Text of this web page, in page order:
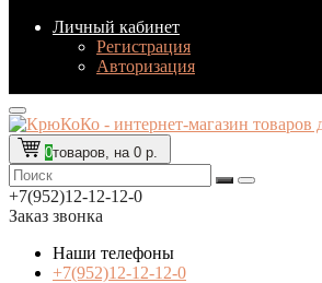
Личный кабинет
Регистрация
Авторизация
0товаров, на 0 р.
+7(952)12-12-12-0
Заказ звонка
Наши телефоны
+7(952)12-12-12-0